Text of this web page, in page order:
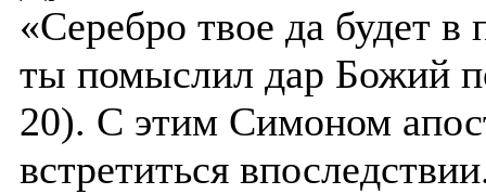
«Серебро твое да будет
ты помыслил дар Божий
20). С этим Симоном
встретиться